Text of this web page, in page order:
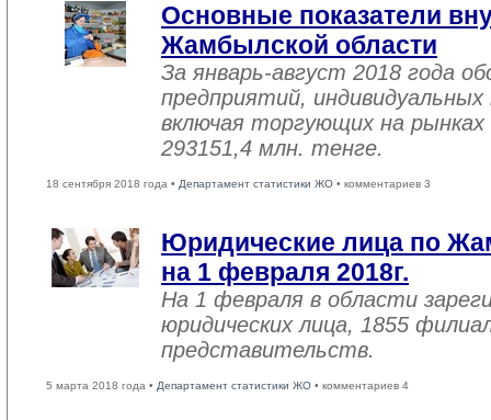
Основные показатели
Жамбылской области
За январь-август 2018 года
предприятий,
включая торгующих на рынках
293151,4 млн. тенге.
18 сентября 2018 года • Департамент статистики ЖО • комментариев 3
Юридические лица по
на 1 февраля 2018г.
На 1 февраля в области
юридических лица, 1855
представительств.
5 марта 2018 года • Департамент статистики ЖО • комментариев 4